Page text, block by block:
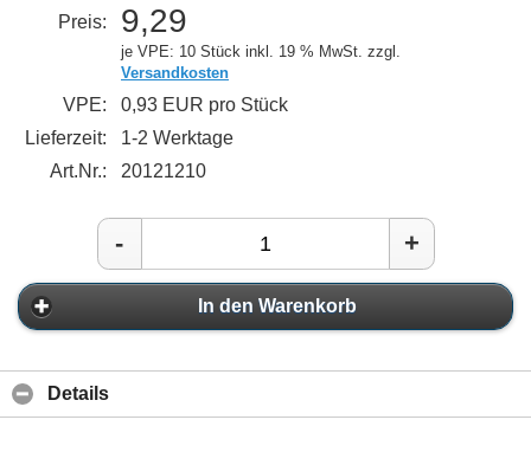
Preis: 9,29
je VPE: 10 Stück inkl. 19 % MwSt. zzgl.
Versandkosten
VPE:
0,93 EUR pro Stück
Lieferzeit:
1-2 Werktage
Art.Nr.:
20121210
- +
In den Warenkorb
Details